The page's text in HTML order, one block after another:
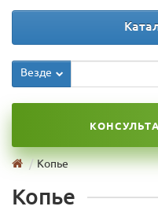
Везде
Копье
Копье